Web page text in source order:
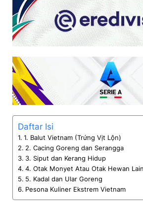
Daftar Isi
1. Balut Vietnam (Trứng Vịt Lộn)
2. Cacing Goreng dan Serangga
3. Siput dan Kerang Hidup
4. Otak Monyet Atau Otak Hewan Lain
5. Kadal dan Ular Goreng
Pesona Kuliner Ekstrem Vietnam